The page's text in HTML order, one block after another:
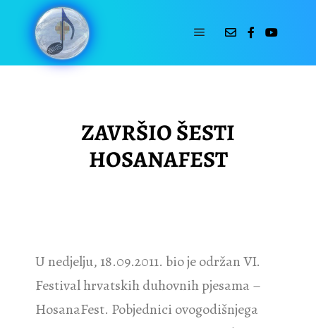
ZAVRŠIO ŠESTI
HOSANAFEST
U nedjelju, 18.09.2011. bio je održan VI.
Festival hrvatskih duhovnih pjesama –
HosanaFest. Pobjednici ovogodišnjega